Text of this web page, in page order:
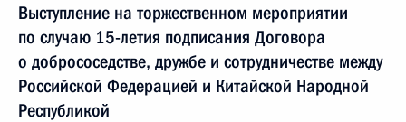
Выступление на торжественном мероприятии
по случаю 15-летия подписания Договора
о добрососедстве, дружбе и сотрудничестве между
Российской Федерацией и Китайской Народной
Республикой